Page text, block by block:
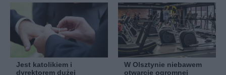
Jest katolikiem i
dyrektorem dużej
W Olsztynie niebawem
otwarcie ogromnej